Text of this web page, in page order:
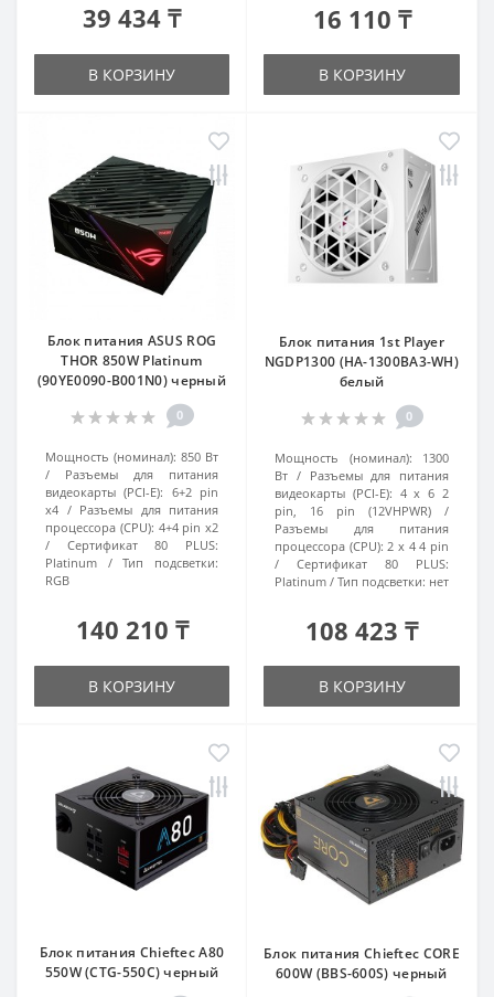
39 434 ₸
В КОРЗИНУ
16 110 ₸
В КОРЗИНУ
Блок питания ASUS ROG
THOR 850W Platinum
(90YE0090-B001N0) черный
0
Мощность (номинал): 850 Вт
Разъемы для питания
видеокарты (PCI-E): 6+2 pin
x4
Разъемы для питания
процессора (CPU): 4+4 pin x2
Сертификат 80 PLUS:
Platinum
Тип подсветки:
RGB
140 210 ₸
В КОРЗИНУ
Блок питания 1st Player
NGDP1300 (HA-1300BA3-WH)
белый
0
Мощность (номинал):
1300
Вт
Разъемы для питания
видеокарты (PCI-E): 4 x 6 2
pin, 16 pin (12VHPWR)
Разъемы для питания
процессора (CPU): 2 x 4 4 pin
Сертификат 80 PLUS:
Platinum
Тип подсветки: нет
108 423 ₸
В КОРЗИНУ
Блок питания Chieftec A80
550W (CTG-550C) черный
Блок питания Chieftec CORE
600W (BBS-600S) черный